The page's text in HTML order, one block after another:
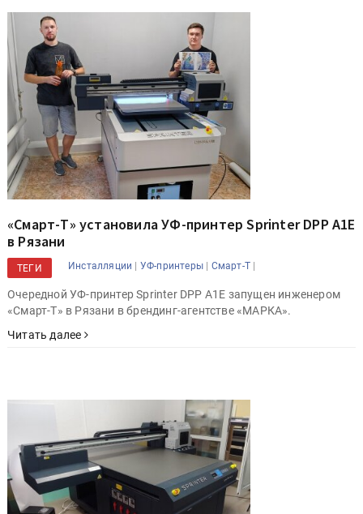
«Смарт-Т» установила УФ-принтер Sprinter DPP A1E
в Рязани
ТЕГИ Инсталляции | УФ-принтеры | Смарт-Т |
Очередной УФ-принтер Sprinter DPP A1E запущен инженером
«Смарт-Т» в Рязани в брендинг-агентстве «МАРКА».
Читать далее